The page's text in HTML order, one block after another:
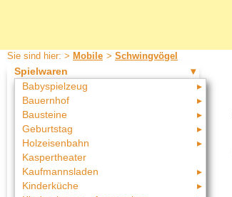
Sie sind hier: > Mobile > Schwingvögel
Spielwaren
Babyspielzeug
Bauernhof
Bausteine
Geburtstag
Holzeisenbahn
Kaspertheater
Kaufmannsladen
Kinderküche